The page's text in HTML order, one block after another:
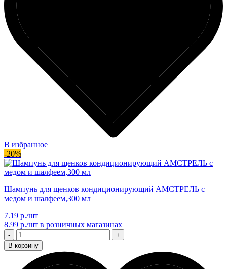
В избранное
-20%
Шампунь для щенков кондиционирующий АМСТРЕЛЬ с
медом и шалфеем,300 мл
7.19 р./шт
8.99 р./шт в розничных магазинах
-
+
В корзину